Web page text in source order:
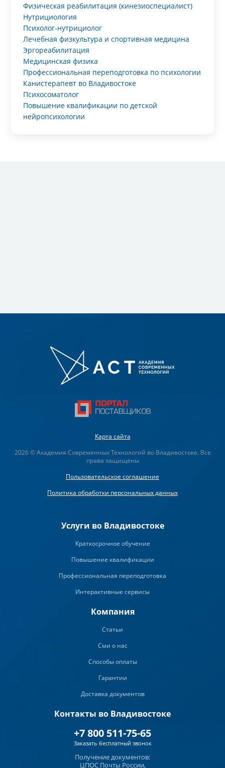
Физическая реабилитация (кинезиоспециалист)
Нутрициология
Психолог-нутрициолог
Лечебная физкультура и спортивная медицина
Эргореабилитация
Медицинская физика
Профессиональная переподготовка по психологии
Канистерапевт во Владивостоке
Психосоматолог
Повышение квалификации по детской
нейропсихологии
Карта сайта
2026 © Академия Современных Технологий во Владивостоке. Все
права защищены
Пользовательское соглашение
Политика обработки персональных данных
Услуги во Владивостоке
Краткосрочное обучение
Повышение квалификации
Профессиональная переподготовка
Интерактивные сервисы
Компания
Статьи
Сми о нас
Способы оплаты
Гарантии
Доставка документов
Контакты во Владивостоке
+7 800 511-75-65
Заказать бесплатный звонок
Получение документов:
ЦПОС Почты России,